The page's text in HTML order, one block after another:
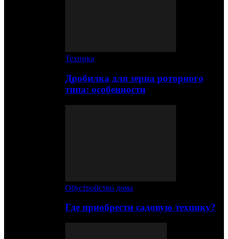
Техника
Дробилка для зерна роторного
типа: особенности
Обустройство дома
Где приобрести садовую технику?